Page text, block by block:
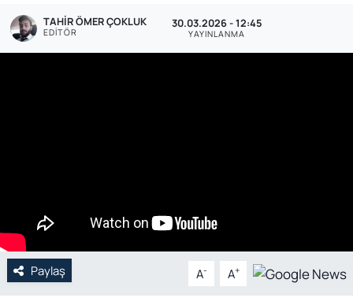
TAHIR ÖMER ÇOKLUK
EDITÖR
30.03.2026 - 12:45
YAYINLANMA
Paylaş A- A+
Spor
Web Tv